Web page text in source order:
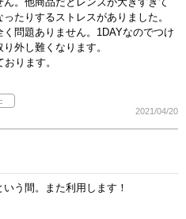
たりするストレスがありました。
問題ありません。1DAYなのでつけ
外し難くなります。
ります。
2021/04/20
う間。また利用します！